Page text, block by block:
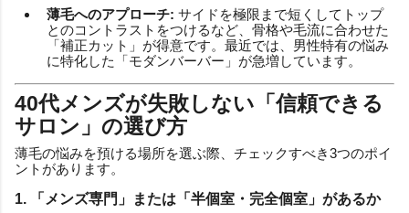
薄毛へのアプローチ: サイドを極限まで短くしてトップ
とのコントラストをつけるなど、骨格や毛流に合わせた
「補正カット」が得意です。最近では、男性特有の悩み
に特化した「モダンバーバー」が急増しています。
40代メンズが失敗しない「信頼できる
サロン」の選び方
薄毛の悩みを預ける場所を選ぶ際、チェックすべき3つのポイ
ントがあります。
1. 「メンズ専門」または「半個室・完全個室」があるか